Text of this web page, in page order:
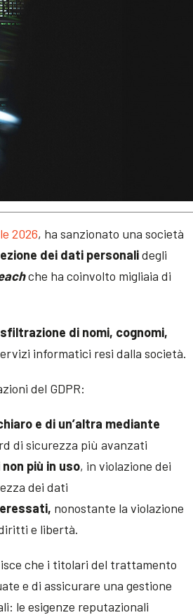
2026, ha sanzionato una società
dei dati personalidegli
che ha coinvolto migliaia di
di nomi, cognomi,
informatici resi dalla società.
del GDPR:
e di un’altra mediante
di sicurezza più avanzati
più in uso, in violazione dei
dei dati
nonostante la violazione
e libertà.
che i titolari del trattamento
e di assicurare una gestione
le esigenze reputazionali